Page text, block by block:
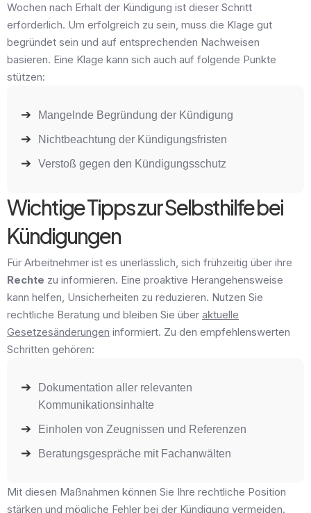
Wochen nach Erhalt der Kündigung ist dieser Schritt
erforderlich. Um erfolgreich zu sein, muss die Klage gut
begründet sein und auf entsprechenden Nachweisen
basieren. Eine Klage kann sich auch auf folgende Punkte
stützen:
Mangelnde Begründung der Kündigung
Nichtbeachtung der Kündigungsfristen
Verstoß gegen den Kündigungsschutz
Wichtige Tipps zur Selbsthilfe bei
Kündigungen
Für Arbeitnehmer ist es unerlässlich, sich frühzeitig über ihre
Rechte zu informieren. Eine proaktive Herangehensweise
kann helfen, Unsicherheiten zu reduzieren. Nutzen Sie
rechtliche Beratung und bleiben Sie über aktuelle
Gesetzesänderungen informiert. Zu den empfehlenswerten
Schritten gehören:
Dokumentation aller relevanten
Kommunikationsinhalte
Einholen von Zeugnissen und Referenzen
Beratungsgespräche mit Fachanwälten
Mit diesen Maßnahmen können Sie Ihre rechtliche Position
stärken und mögliche Fehler bei der Kündigung vermeiden.